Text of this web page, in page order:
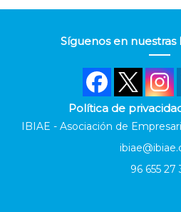
Síguenos en nuestras
Política de
IBIAE - Asociación de
96 655 27